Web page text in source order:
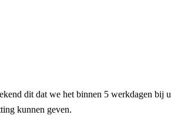
dit dat we het binnen 5 werkdagen bij
kunnen geven.